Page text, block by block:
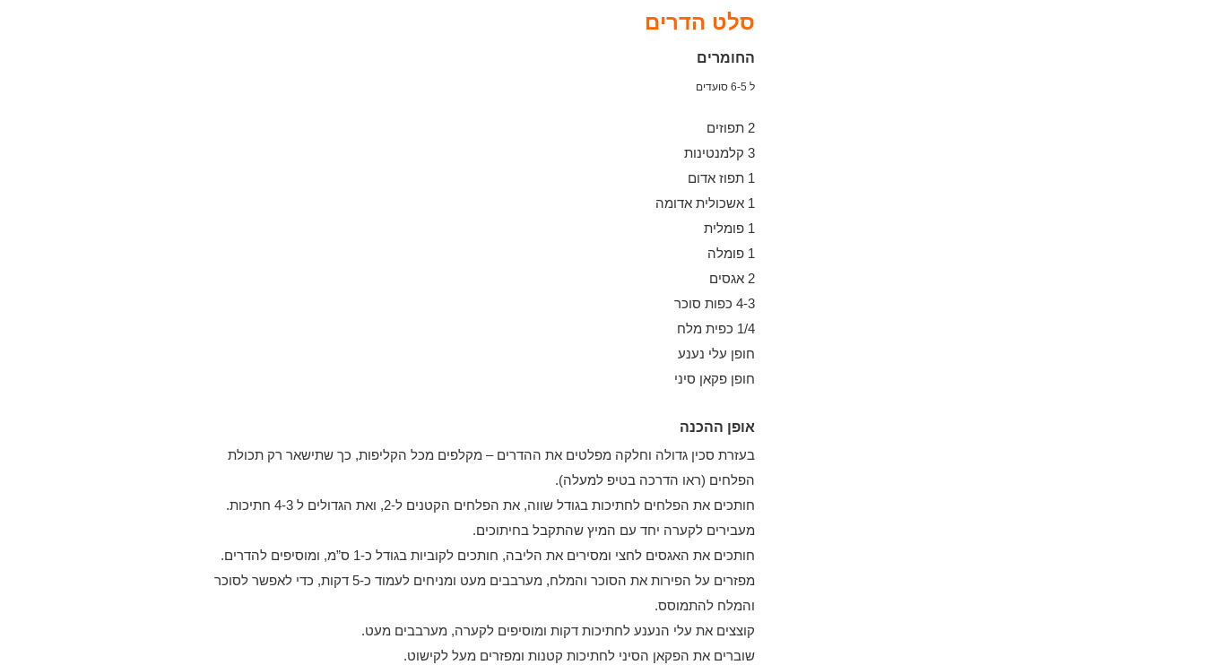
סלט הדרים
החומרים
ל 6-5 סועדים
2 תפוזים
3 קלמנטינות
1 תפוז אדום
1 אשכולית אדומה
1 פומלית
1 פומלה
2 אגסים
4-3 כפות סוכר
1/4 כפית מלח
חופן עלי נענע
חופן פקאן סיני
אופן ההכנה
בעזרת סכין גדולה וחלקה מפלטים את ההדרים – מקלפים מכל הקליפות, כך שתישאר רק תכולת
הפלחים (ראו הדרכה בטיפ למעלה).
חותכים את הפלחים לחתיכות בגודל שווה, את הפלחים הקטנים ל-2, ואת הגדולים ל 4-3 חתיכות.
מעבירים לקערה יחד עם המיץ שהתקבל בחיתוכים.
חותכים את האגסים לחצי ומסירים את הליבה, חותכים לקוביות בגודל כ-1 ס”מ, ומוסיפים להדרים.
מפזרים על הפירות את הסוכר והמלח, מערבבים מעט ומניחים לעמוד כ-5 דקות, כדי לאפשר לסוכר
והמלח להתמוסס.
קוצצים את עלי הנענע לחתיכות דקות ומוסיפים לקערה, מערבבים מעט.
שוברים את הפקאן הסיני לחתיכות קטנות ומפזרים מעל לקישוט.